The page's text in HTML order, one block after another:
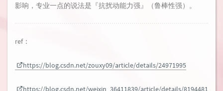
影响，专业一点的说法是『抗扰动能力强』（鲁棒性强）。
ref：
https://blog.csdn.net/zouxy09/article/details/24971995
https://blog.csdn.net/weixin_36411839/article/details/8194481